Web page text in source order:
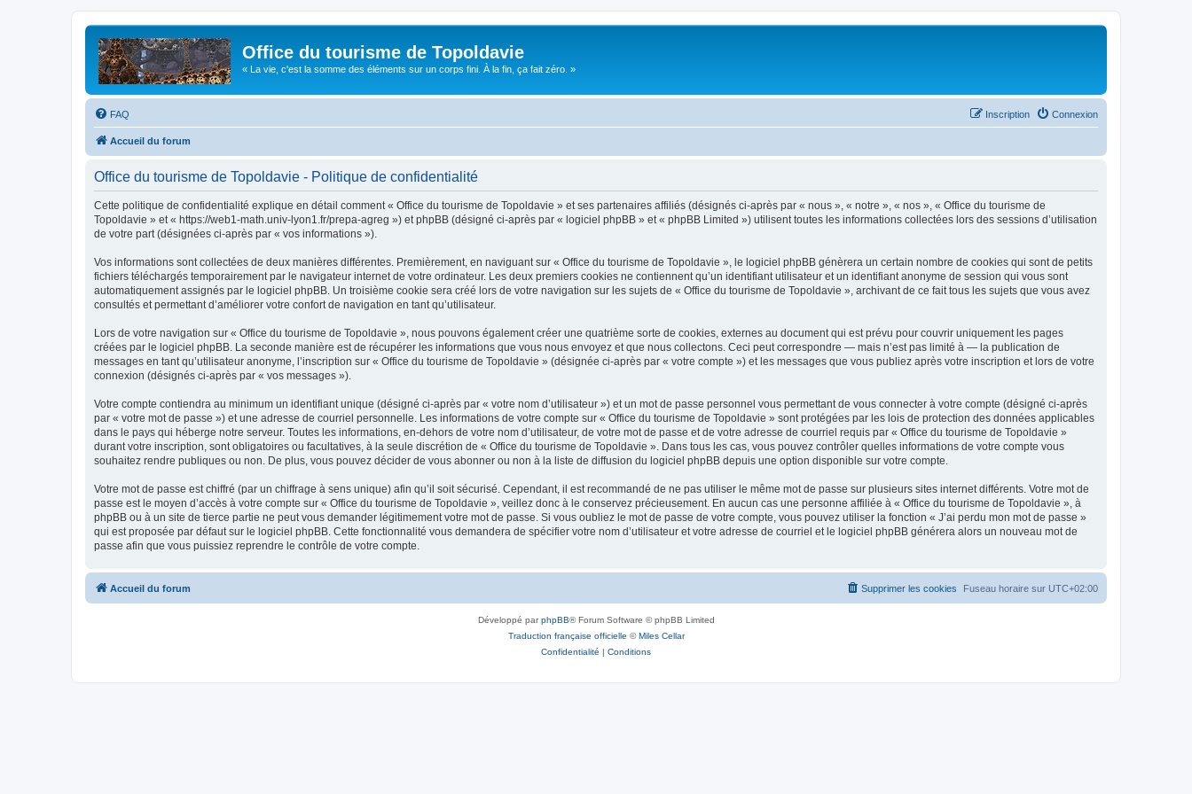
Office du tourisme de Topoldavie
« La vie, c'est la somme des éléments sur un corps fini. À la fin, ça fait zéro. »
FAQ Connexion
Inscription
Accueil du forum
Office du tourisme de Topoldavie - Politique de confidentialité
Cette politique de confidentialité explique en détail comment « Office du tourisme de Topoldavie » et ses partenaires affiliés (désignés ci-après par « nous », « notre », « nos », « Office du tourisme de
Topoldavie » et « https://web1-math.univ-lyon1.fr/prepa-agreg ») et phpBB (désigné ci-après par « logiciel phpBB » et « phpBB Limited ») utilisent toutes les informations collectées lors des sessions d’utilisation
de votre part (désignées ci-après par « vos informations »).
Vos informations sont collectées de deux manières différentes. Premièrement, en naviguant sur « Office du tourisme de Topoldavie », le logiciel phpBB génèrera un certain nombre de cookies qui sont de petits
fichiers téléchargés temporairement par le navigateur internet de votre ordinateur. Les deux premiers cookies ne contiennent qu’un identifiant utilisateur et un identifiant anonyme de session qui vous sont
automatiquement assignés par le logiciel phpBB. Un troisième cookie sera créé lors de votre navigation sur les sujets de « Office du tourisme de Topoldavie », archivant de ce fait tous les sujets que vous avez
consultés et permettant d’améliorer votre confort de navigation en tant qu’utilisateur.
Lors de votre navigation sur « Office du tourisme de Topoldavie », nous pouvons également créer une quatrième sorte de cookies, externes au document qui est prévu pour couvrir uniquement les pages
créées par le logiciel phpBB. La seconde manière est de récupérer les informations que vous nous envoyez et que nous collectons. Ceci peut correspondre — mais n’est pas limité à — la publication de
messages en tant qu’utilisateur anonyme, l’inscription sur « Office du tourisme de Topoldavie » (désignée ci-après par « votre compte ») et les messages que vous publiez après votre inscription et lors de votre
connexion (désignés ci-après par « vos messages »).
Votre compte contiendra au minimum un identifiant unique (désigné ci-après par « votre nom d’utilisateur ») et un mot de passe personnel vous permettant de vous connecter à votre compte (désigné ci-après
par « votre mot de passe ») et une adresse de courriel personnelle. Les informations de votre compte sur « Office du tourisme de Topoldavie » sont protégées par les lois de protection des données applicables
dans le pays qui héberge notre serveur. Toutes les informations, en-dehors de votre nom d’utilisateur, de votre mot de passe et de votre adresse de courriel requis par « Office du tourisme de Topoldavie »
durant votre inscription, sont obligatoires ou facultatives, à la seule discrétion de « Office du tourisme de Topoldavie ». Dans tous les cas, vous pouvez contrôler quelles informations de votre compte vous
souhaitez rendre publiques ou non. De plus, vous pouvez décider de vous abonner ou non à la liste de diffusion du logiciel phpBB depuis une option disponible sur votre compte.
Votre mot de passe est chiffré (par un chiffrage à sens unique) afin qu’il soit sécurisé. Cependant, il est recommandé de ne pas utiliser le même mot de passe sur plusieurs sites internet différents. Votre mot de
passe est le moyen d’accès à votre compte sur « Office du tourisme de Topoldavie », veillez donc à le conservez précieusement. En aucun cas une personne affiliée à « Office du tourisme de Topoldavie », à
phpBB ou à un site de tierce partie ne peut vous demander légitimement votre mot de passe. Si vous oubliez le mot de passe de votre compte, vous pouvez utiliser la fonction « J’ai perdu mon mot de passe »
qui est proposée par défaut sur le logiciel phpBB. Cette fonctionnalité vous demandera de spécifier votre nom d’utilisateur et votre adresse de courriel et le logiciel phpBB générera alors un nouveau mot de
passe afin que vous puissiez reprendre le contrôle de votre compte.
Accueil du forum Fuseau horaire sur UTC+02:00
Supprimer les cookies
Développé parphpBB® Forum Software © phpBB Limited
Traduction française officielle ©Miles Cellar
Confidentialité | Conditions